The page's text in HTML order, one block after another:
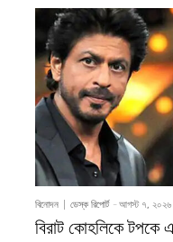
বিনোদন ডেস্ক রিপোর্ট - আগস্ট ৭, ২০২৬
বিরাট কোহলিকে টপকে